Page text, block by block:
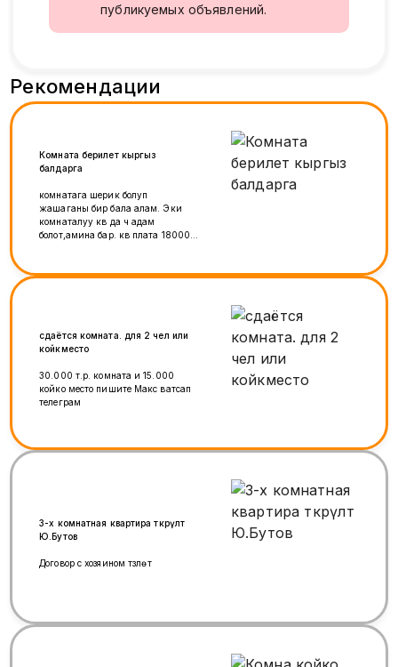
публикуемых объявлений.
Рекомендации
Комната берилет кыргыз
балдарга
комнатага шерик болуп
жашаганы бир бала алам. Эки
комнаталуу кв да үч адам
болот,амина бар. кв плата 18000р
делиться.
сдаётся комната. для 2 чел или
койкместо
30.000 т.р. комната и 15.000
койко место пишите Макс ватсап
телеграм
3-х комнатная квартира өткөрүлөт
Ю.Бутов
Договор с хозяином түзүлөт